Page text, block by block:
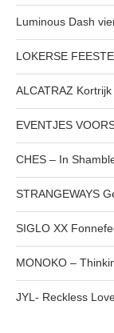
Luminous Dash
LOKERSE
ALCATRAZ
EVENTJES
CHES – In
STRANGEWAYS
SIGLO XX
MONOKO –
JYL- Reckless